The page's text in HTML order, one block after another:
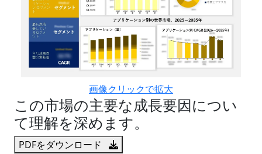
画像クリックで拡大
この市場の主要な成長要因につい
て理解を深めます。
PDFをダウンロード